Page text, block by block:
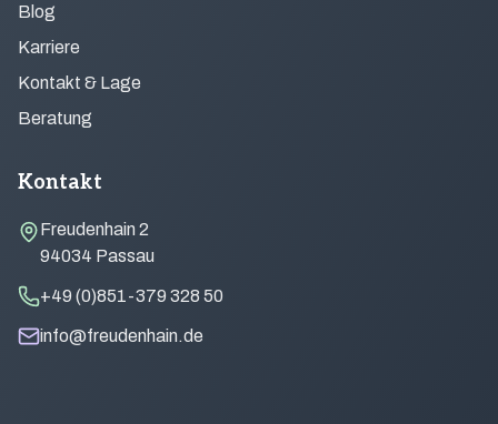
Blog
Karriere
Kontakt & Lage
Beratung
Kontakt
Freudenhain 2
94034 Passau
+49 (0)851-379 328 50
info@freudenhain.de